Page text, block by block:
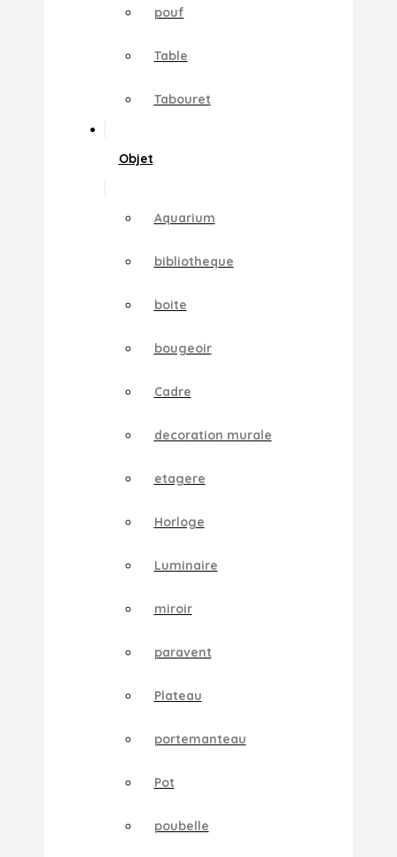
pouf
Table
Tabouret
Objet
Aquarium
bibliotheque
boite
bougeoir
Cadre
decoration murale
etagere
Horloge
Luminaire
miroir
paravent
Plateau
portemanteau
Pot
poubelle